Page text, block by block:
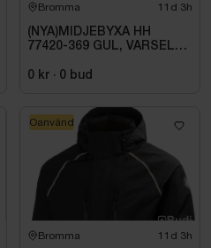
Bromma 11d 3h
(NYA)MIDJEBYXA HH
77420-369 GUL, VARSEL
0 kr · 0 bud
Bromma 11d 3h
Oanvänd